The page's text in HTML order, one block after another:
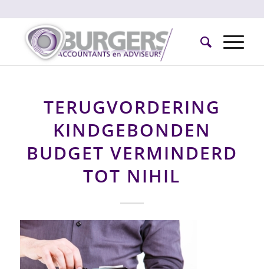
TERUGVORDERING
KINDGEBONDEN
BUDGET VERMINDERD
TOT NIHIL